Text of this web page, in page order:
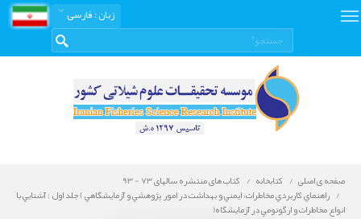
زبان: فارسی
صفحه ی اصلی کتابخانه
کتاب های منتشره سالهای 73 - 93
راهنماي كاربردي مخاطرات، ايمني و بهداشت در امور پژوهشي و آزمايشگاهي ) جلد اول : آشنايي با
انواع مخاطرات و ارگونومي در آزمايشگاه(